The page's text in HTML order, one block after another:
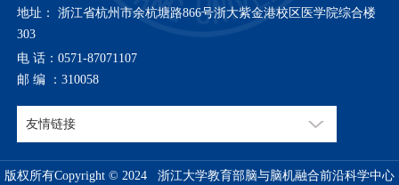
地址： 浙江省杭州市余杭塘路866号浙大紫金港校区医学院综合楼
303
电 话：0571-87071107
邮 编 ：310058
版权所有Copyright © 2024 浙江大学教育部脑与脑机融合前沿科学中心